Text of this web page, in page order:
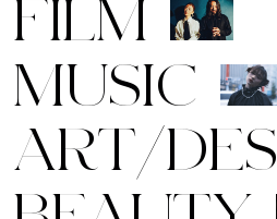
FILM
MUSIC
ART/DES